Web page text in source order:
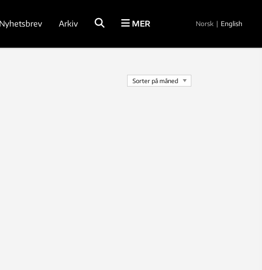
Nyhetsbrev Arkiv MER Norsk | English